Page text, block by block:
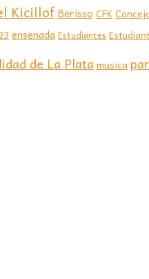
Kicillof Berisso CFK
ensenada Estudiantes
de La Plata musica